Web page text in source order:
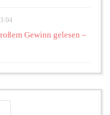
Gewinn gelesen –